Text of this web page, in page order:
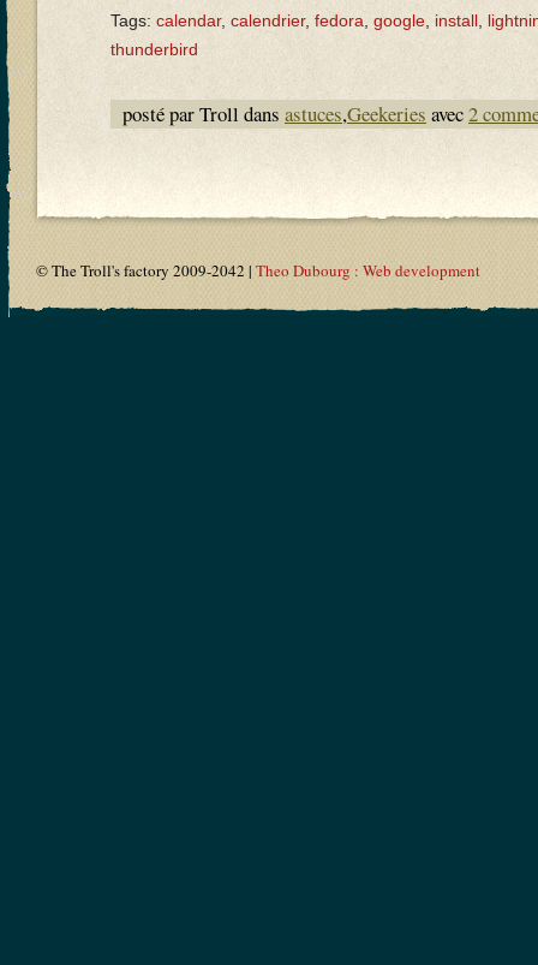
Tags: calendar, calendrier, fedora google install
thunderbird
posté par Troll dans astuces,Geekeries avec2
© The Troll's factory 2009-2042 | Theo Dubourg : Web development